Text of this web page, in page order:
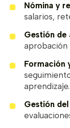
Nómina y
salarios,
Gestión de
aprobación
Formación
aprendizaje.
Gestión